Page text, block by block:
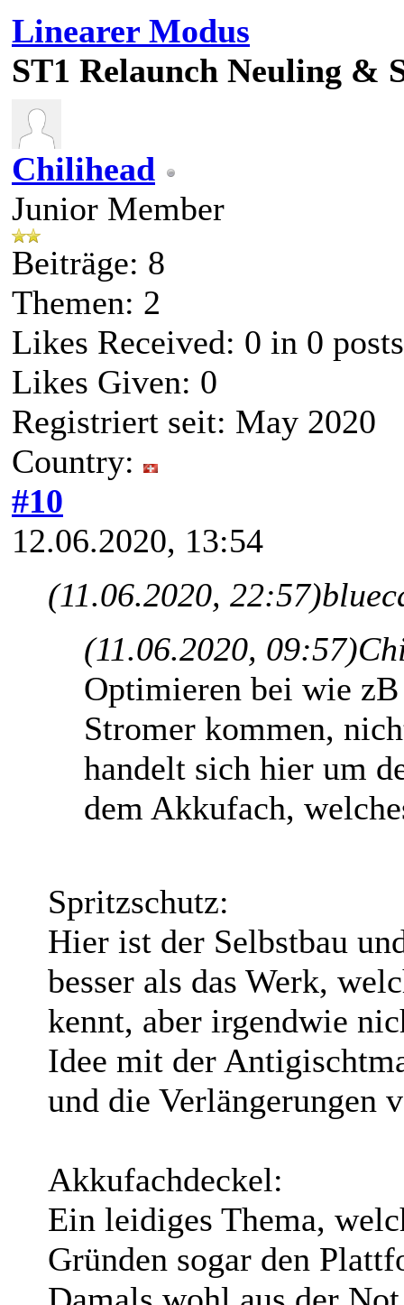
Linearer Modus
ST1 Relaunch Neuling &
Chilihead
Junior Member
Beiträge: 8
Themen: 2
Likes Received: 0 in 0 posts
Likes Given: 0
Registriert seit: May 2020
Country:
#10
12.06.2020, 13:54
(11.06.2020, 22:57)
(11.06.2020, 09:57)
Optimieren bei wie
Stromer kommen,
handelt sich hier um
dem Akkufach,
Spritzschutz:
Hier ist der Selbstbau
besser als das Werk,
kennt, aber irgendwie
Idee mit der
und die Verlängerungen
Akkufachdeckel:
Ein leidiges Thema,
Gründen sogar den